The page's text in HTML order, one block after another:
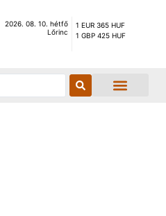
2026. 08. 10. hétfő
Lőrinc
1 EUR 365 HUF
1 GBP 425 HUF